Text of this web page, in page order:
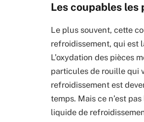
Les coupables
Le plus souvent, cette
refroidissement, qui est
L’oxydation des pièces
particules de rouille qui
refroidissement est
temps. Mais ce n’est
liquide de